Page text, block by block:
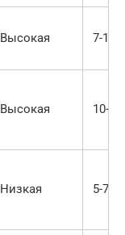
Высокая 7-10
Высокая 10+
Низкая 5-7